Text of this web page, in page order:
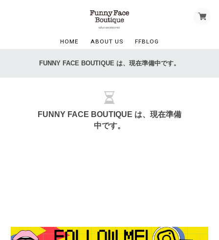
HOME ABOUT US FFBLOG
FUNNY FACE BOUTIQUE は、現在準備中です。
FUNNY FACE BOUTIQUE は、現在準備
中です。